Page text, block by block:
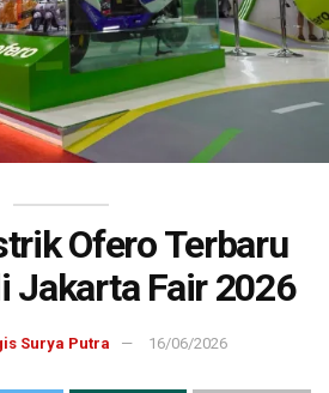
Ofero Terbaru
Jakarta Fair 2026
Surya Putra 16/06/2026